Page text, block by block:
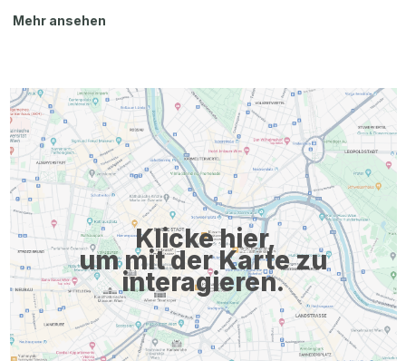
Mehr ansehen
Klicke hier,
um mit der Karte zu
interagieren.